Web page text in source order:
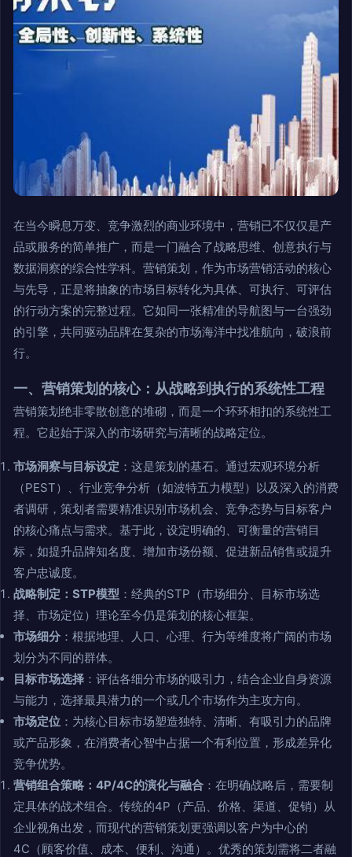
在当今瞬息万变、竞争激烈的商业环境中，营销已不仅仅是产
品或服务的简单推广，而是一门融合了战略思维、创意执行与
数据洞察的综合性学科。营销策划，作为市场营销活动的核心
与先导，正是将抽象的市场目标转化为具体、可执行、可评估
的行动方案的完整过程。它如同一张精准的导航图与一台强劲
的引擎，共同驱动品牌在复杂的市场海洋中找准航向，破浪前
行。
一、营销策划的核心：从战略到执行的系统性工程
营销策划绝非零散创意的堆砌，而是一个环环相扣的系统性工
程。它起始于深入的市场研究与清晰的战略定位。
市场洞察与目标设定 ：这是策划的基石。通过宏观环境分析
（PEST）、行业竞争分析（如波特五力模型）以及深入的消费
者调研，策划者需要精准识别市场机会、竞争态势与目标客户
的核心痛点与需求。基于此，设定明确的、可衡量的营销目
标，如提升品牌知名度、增加市场份额、促进新品销售或提升
客户忠诚度。
战略制定：STP模型 ：经典的STP（市场细分、目标市场选
择、市场定位）理论至今仍是策划的核心框架。
市场细分 ：根据地理、人口、心理、行为等维度将广阔的市场
划分为不同的群体。
目标市场选择 ：评估各细分市场的吸引力，结合企业自身资源
与能力，选择最具潜力的一个或几个市场作为主攻方向。
市场定位 ：为核心目标市场塑造独特、清晰、有吸引力的品牌
或产品形象，在消费者心智中占据一个有利位置，形成差异化
竞争优势。
营销组合策略：4P/4C的演化与融合 ：在明确战略后，需要制
定具体的战术组合。传统的4P（产品、价格、渠道、促销）从
企业视角出发，而现代的营销策划更强调以客户为中心的
4C（顾客价值、成本、便利、沟通）。优秀的策划需将二者融